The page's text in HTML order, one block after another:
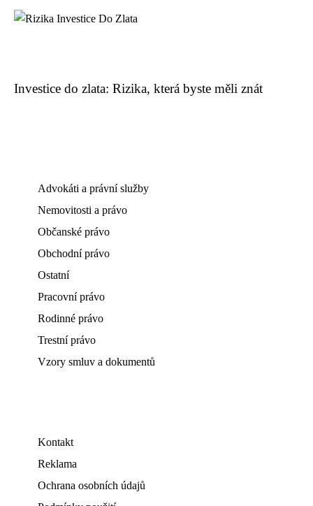
Investice do zlata: Rizika, která byste měli znát
Advokáti a právní služby
Nemovitosti a právo
Občanské právo
Obchodní právo
Ostatní
Pracovní právo
Rodinné právo
Trestní právo
Vzory smluv a dokumentů
Kontakt
Reklama
Ochrana osobních údajů